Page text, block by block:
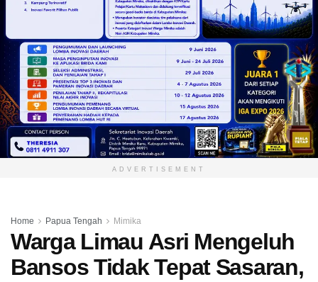
ADVERTISEMENT
Home Papua Tengah Mimika
Warga Limau Asri Mengeluh
Bansos Tidak Tepat Sasaran,